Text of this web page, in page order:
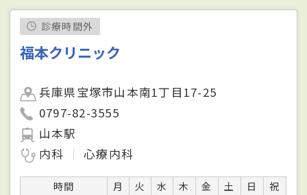
診療時間外
福本クリニック
兵庫県宝塚市山本南1丁目17-25
0797-82-3555
山本駅
内科
心療内科
時間 月 火 水 木 金 土 日
祝